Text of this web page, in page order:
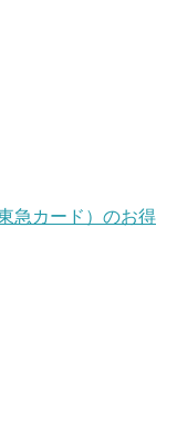
急カード）のお得